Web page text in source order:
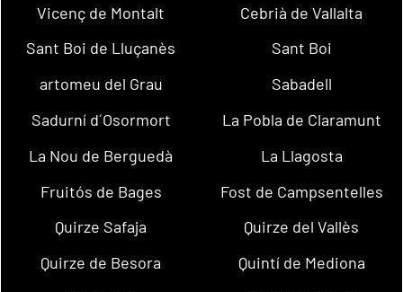
Vicenç de Montalt
Cebrià de Vallalta
Sant Boi de Lluçanès
Sant Boi
artomeu del Grau
Sabadell
Sadurní d´Osormort
La Pobla de Claramunt
La Nou de Berguedà
La Llagosta
Fruitós de Bages
Fost de Campsentelles
Quirze Safaja
Quirze del Vallès
Quirze de Besora
Quintí de Mediona